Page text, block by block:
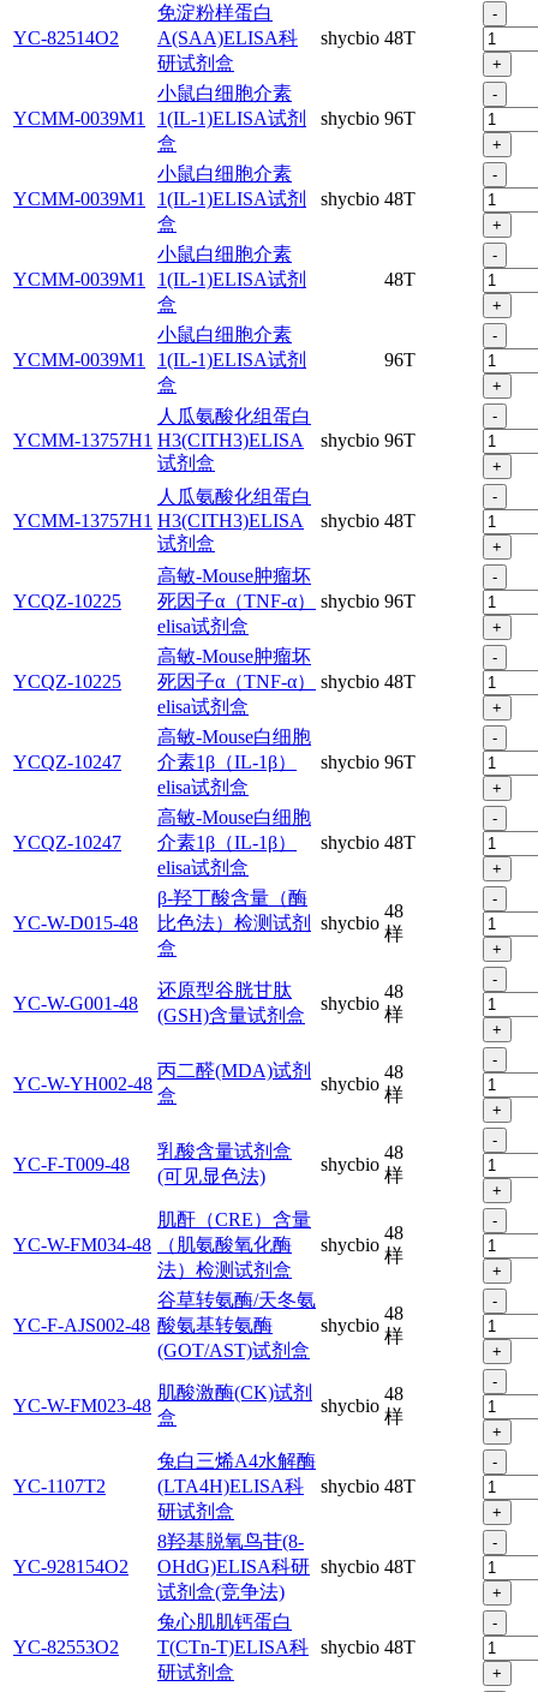
YC-82514O2
免淀粉样蛋白
A(SAA)ELISA科
研试剂盒
shycbio 48T
-
+
YCMM-0039M1
小鼠白细胞介素
1(IL-1)ELISA试剂
盒
shycbio 96T
-
+
YCMM-0039M1
小鼠白细胞介素
1(IL-1)ELISA试剂
盒
shycbio 48T
-
+
YCMM-0039M1
小鼠白细胞介素
1(IL-1)ELISA试剂
盒
48T
-
+
YCMM-0039M1
小鼠白细胞介素
1(IL-1)ELISA试剂
盒
96T
-
+
YCMM-13757H1
人瓜氨酸化组蛋白
H3(CITH3)ELISA
试剂盒
shycbio 96T
-
+
YCMM-13757H1
人瓜氨酸化组蛋白
H3(CITH3)ELISA
试剂盒
shycbio 48T
-
+
YCQZ-10225
高敏-Mouse肿瘤坏
死因子α（TNF-α）
elisa试剂盒
shycbio 96T
-
+
YCQZ-10225
高敏-Mouse肿瘤坏
死因子α（TNF-α）
elisa试剂盒
shycbio 48T
-
+
YCQZ-10247
高敏-Mouse白细胞
介素1β（IL-1β）
elisa试剂盒
shycbio 96T
-
+
YCQZ-10247
高敏-Mouse白细胞
介素1β（IL-1β）
elisa试剂盒
shycbio 48T
-
+
YC-W-D015-48
β-羟丁酸含量（酶
比色法）检测试剂
盒
shycbio
48
样
-
+
YC-W-G001-48
还原型谷胱甘肽
(GSH)含量试剂盒
shycbio
48
样
-
+
YC-W-YH002-48
丙二醛(MDA)试剂
盒
shycbio
48
样
-
+
YC-F-T009-48
乳酸含量试剂盒
(可见显色法)
shycbio
48
样
-
+
YC-W-FM034-48
肌酐（CRE）含量
（肌氨酸氧化酶
法）检测试剂盒
shycbio
48
样
-
+
YC-F-AJS002-48
谷草转氨酶/天冬氨
酸氨基转氨酶
(GOT/AST)试剂盒
shycbio
48
样
-
+
YC-W-FM023-48
肌酸激酶(CK)试剂
盒
shycbio
48
样
-
+
YC-1107T2
兔白三烯A4水解酶
(LTA4H)ELISA科
研试剂盒
shycbio 48T
-
+
YC-928154O2
8羟基脱氧鸟苷(8-
OHdG)ELISA科研
试剂盒(竞争法)
shycbio 48T
-
+
YC-82553O2
兔心肌肌钙蛋白
T(CTn-T)ELISA科
研试剂盒
shycbio 48T
-
+